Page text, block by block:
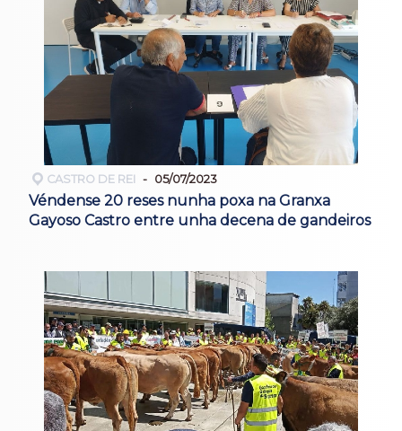
CASTRO DE REI 05/07/2023
Véndense 20 reses nunha poxa na Granxa
Gayoso Castro entre unha decena de gandeiros